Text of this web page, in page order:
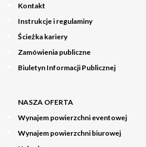
Kontakt
Instrukcje i regulaminy
Ścieżka kariery
Zamówienia publiczne
Biuletyn Informacji Publicznej
NASZA OFERTA
Wynajem powierzchni eventowej
Wynajem powierzchni biurowej